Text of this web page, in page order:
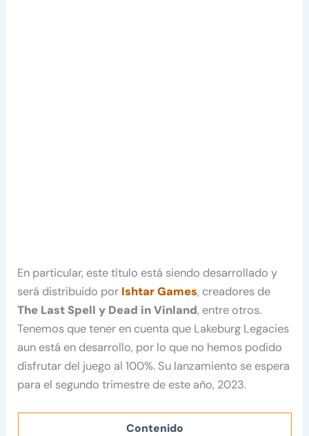
En particular, este título está siendo desarrollado y
será distribuido por Ishtar Games, creadores de
The Last Spell y Dead in Vinland, entre otros.
Tenemos que tener en cuenta que Lakeburg Legacies
aun está en desarrollo, por lo que no hemos podido
disfrutar del juego al 100%. Su lanzamiento se espera
para el segundo trimestre de este año, 2023.
Contenido